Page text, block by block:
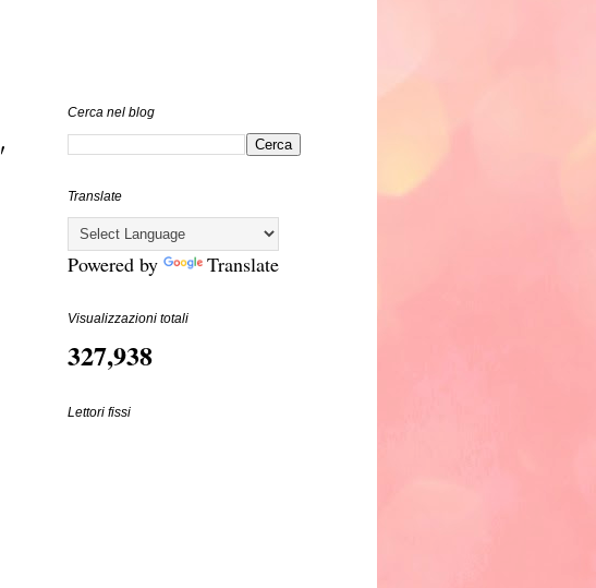
Cerca nel blog
Translate
Powered by Translate
Visualizzazioni totali
327,938
Lettori fissi